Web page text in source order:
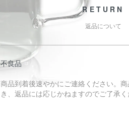
RETURN
返品について
不良品
商品到着後速やかにご連絡ください。
き、返品には応じかねますのでご了承く